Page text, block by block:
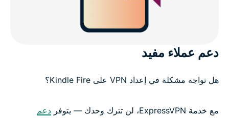
دعم عملاء مفيد
هل تواجه مشكلة في إعداد VPN على Kindle Fire؟
مع خدمة ExpressVPN، لن تترك وحدك — يتوفر
دعم